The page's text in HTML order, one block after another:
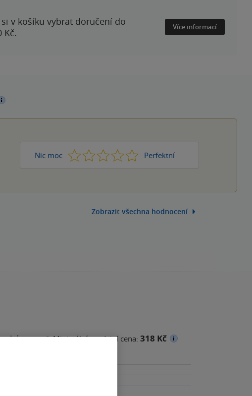
v košíku vybrat doručení do
Kč.
Více informací
Nic moc 1 2 3 4 Perfektní
5
Zobrazit všechna hodnocení
cena Minimální prodejní cena: 318 Kč